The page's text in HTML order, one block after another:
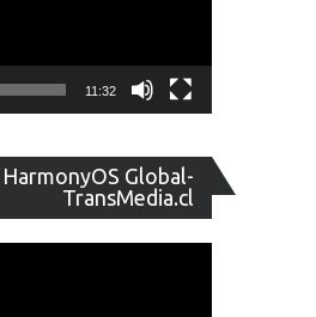
11:32
Global-
TransMedia.cl
de
vídeo